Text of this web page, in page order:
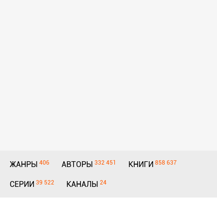
ЖАНРЫ 406 АВТОРЫ 332 451 КНИГИ 858 637
СЕРИИ 39 522 КАНАЛЫ 24